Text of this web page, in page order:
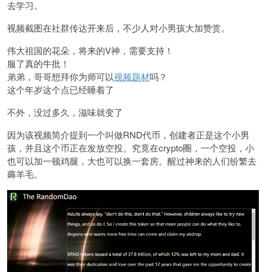
去学习。
视频截图在社群传达开来后，不少人对小男孩大加赞赏。
伟大祖国的花朵，将来的V神，需要支持！
服了真的牛批！
弟弟，哥哥想拜你为师可以视频题材吗？
这个年岁这个点已经睡着了
不外，没过多久，滋味就变了
因为该视频简介提到一个叫做RND代币，创建者正是这个小男
孩，并且这个币正在发放空投。究竟在crypto圈，一个空投，小
也可以加一顿鸡腿，大也可以换一套房。醒过神来的人们纷繁去
薅羊毛。